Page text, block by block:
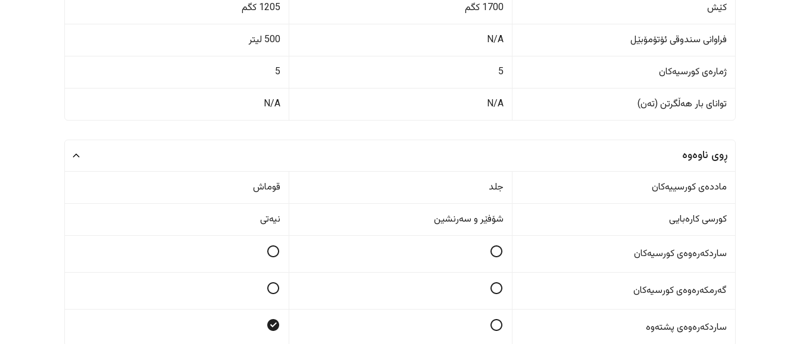
کێش 1700 کگم 1205 کگم
فراوانی سندوقی ئۆتۆمۆبێل N/A 500 لیتر
ژمارەی کورسیەکان 5
5
تواناى بار هەڵگرتن (تەن) N/A
N/A
ڕوی ناوەوە
ماددەی کورسییەکان جلد قوماش
کورسی کارەبایی شۆفێر و سەرنشین نیەتی
ساردکەرەوەی کورسیەکان
گەرمکەرەوەی کورسیەکان
ساردکەرەوەی پشتەوە